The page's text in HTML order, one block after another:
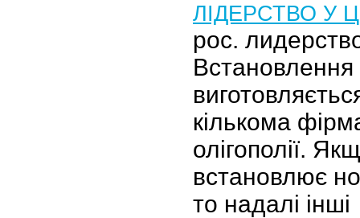
ЛІДЕРСТВО У
рос.
кількома
олігополії.
встановлює
то надалі